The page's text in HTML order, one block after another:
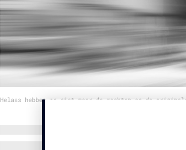
Helaas hebben we niet meer de rechten op de